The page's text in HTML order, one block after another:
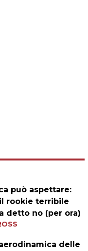
può aspettare:
rookie terribile
detto no (per ora)
delle